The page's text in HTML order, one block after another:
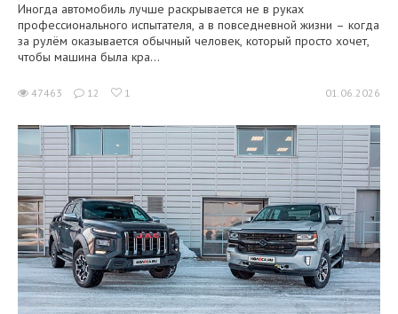
Иногда автомобиль лучше раскрывается не в руках
профессионального испытателя, а в повседневной жизни – когда
за рулём оказывается обычный человек, который просто хочет,
чтобы машина была кра...
47463 12 1 01.06.2026